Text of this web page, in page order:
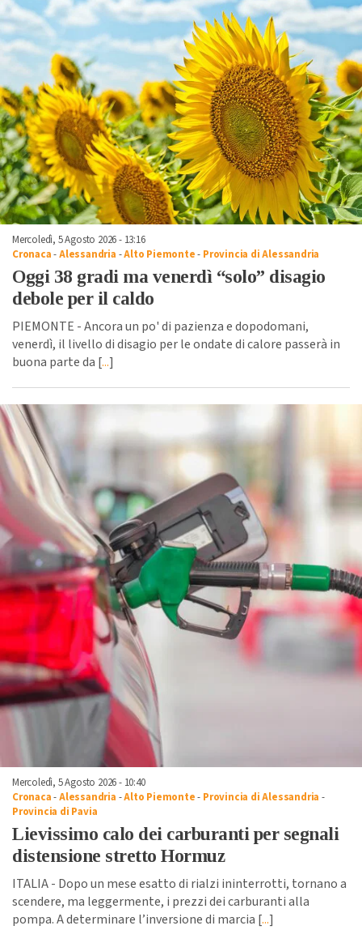
Mercoledì, 5 Agosto 2026 - 13:16
Cronaca-Alessandria -Alto Piemonte- Provincia di Alessandria
Oggi 38 gradi ma venerdì “solo” disagio
debole per il caldo
PIEMONTE - Ancora un po' di pazienza e dopodomani,
venerdì, il livello di disagio per le ondate di calore passerà in
buona parte da [...]
Mercoledì, 5 Agosto 2026 - 10:40
Cronaca-Alessandria -Alto Piemonte- Provincia di Alessandria -
Provincia di Pavia
Lievissimo calo dei carburanti per segnali
distensione stretto Hormuz
ITALIA - Dopo un mese esatto di rialzi ininterrotti, tornano a
scendere, ma leggermente, i prezzi dei carburanti alla
pompa. A determinare l’inversione di marcia [...]